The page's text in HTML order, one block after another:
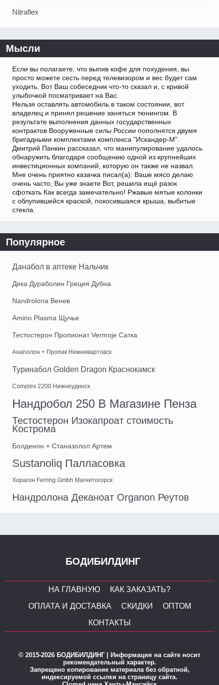
Nitraflex
Мысли
Если вы полагаете, что выпив кофе для похудения, вы
просто можете сесть перед телевизором и вес будет сам
уходить. Вот Ваш собеседник что-то сказал и, с кривой
улыбочкой посматривает на Вас.
Нельзя оставлять автомобиль в таком состоянии, вот
владелец и принял решение заняться тюнингом. В
результате выполнения данных государственных
контрактов Вооруженные силы России пополнятся двумя
бригадными комплектами комплекса "Искандер-М".
Дмитрий Панкин рассказал, что манипулирование удалось
обнаружить благодаря сообщению одной из крупнейших
инвестиционных компаний, которую он также не назвал.
Мне очень приятно казачка писал(а): Ваше мясо делаю
очень часто, Вы уже знаете Вот, решила ещё разок
сфоткать Как всегда замечательно! Ржавые мятые колонки
с облупившейся краской, покосившаяся крыша, выбитые
стекла.
Популярное
Данабол в аптеке Нальчик
Дека Дураболин Греция Дубна
Nandrolona Венев
Amino Plasma Щучье
Тестостерон Пропионат Vermoje Сатка
Анаполон + Пропик Нижневартовск
Туринабол Golden Dragon Краснокамск
Complex 2200 Нижнеудинск
Нандробол 250 В Магазине Пенза
Тестостерон Изокапроат стоимость
Кострома
Болденон + Станазолол Артем
Sustanoliq Палласовка
Хорагон Ferring Gmbh Магнитогорск
Нандролона Деканоат Organon Реутов
БОДИБИЛДИНГ
НА ГЛАВНУЮ
КАК ЗАКАЗАТЬ?
ОПЛАТА И ДОСТАВКА
СКИДКИ
ОПТОМ
КОНТАКТЫ
© 2015-2026 БОДИБИЛДИНГ | Информация на сайте носит
рекомендательный характер.
Запрещено копирование материала без обратной,
индексируемой ссылки на страницу сайта.